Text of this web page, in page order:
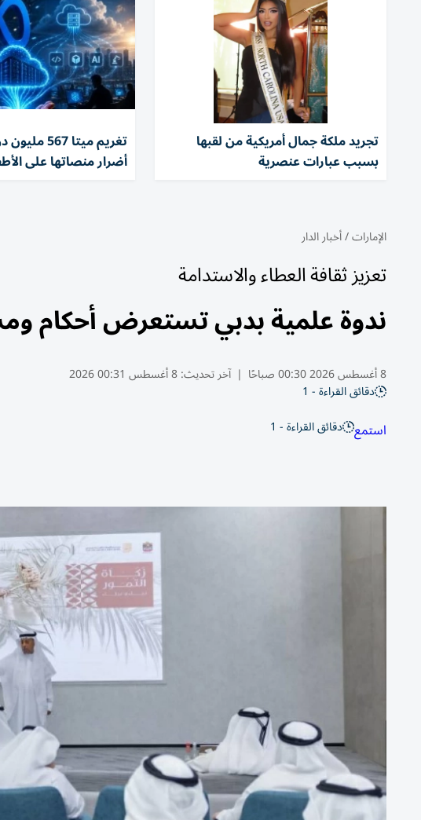
تجريد ملكة جمال أمريكية من لقبها
بسبب عبارات عنصرية
تغريم ميتا
أضرار منصاتها على
الإمارات/أخبار الدار
تعزيز ثقافة العطاء والاستدامة
ندوة علمية بدبي تستعرض أحكام
8 أغسطس 2026 00:30 صباحًا | آخر تحديث:8 أغسطس 00:31 2026
دقائق القراءة - 1
استمع دقائق القراءة - 1